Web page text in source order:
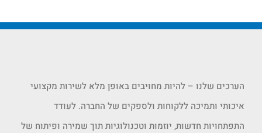
הערכים שלנו – להיות מחויבים באופן מלא לשירות מקצועי
איכותי ותמיכה ללקוחות ולספקים של החברה. לעודד
התפתחויות חדשות, יוזמות וטכנולוגיות תוך שמירה ופיתוח של